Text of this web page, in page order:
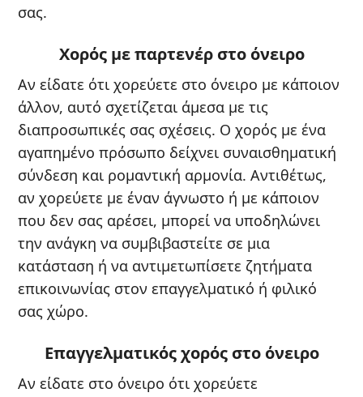
σας.
Χορός με παρτενέρ στο όνειρο
Αν είδατε ότι χορεύετε στο όνειρο με κάποιον
άλλον, αυτό σχετίζεται άμεσα με τις
διαπροσωπικές σας σχέσεις. Ο χορός με ένα
αγαπημένο πρόσωπο δείχνει συναισθηματική
σύνδεση και ρομαντική αρμονία. Αντιθέτως,
αν χορεύετε με έναν άγνωστο ή με κάποιον
που δεν σας αρέσει, μπορεί να υποδηλώνει
την ανάγκη να συμβιβαστείτε σε μια
κατάσταση ή να αντιμετωπίσετε ζητήματα
επικοινωνίας στον επαγγελματικό ή φιλικό
σας χώρο.
Επαγγελματικός χορός στο όνειρο
Αν είδατε στο όνειρο ότι χορεύετε